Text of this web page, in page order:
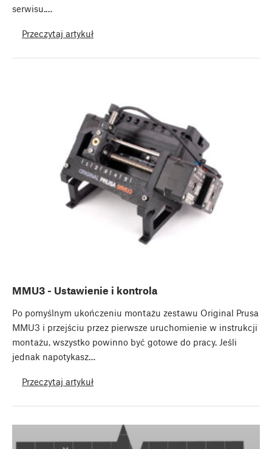
serwisu.…
Przeczytaj artykuł
MMU3 - Ustawienie i kontrola
Po pomyślnym ukończeniu montażu zestawu Original Prusa
MMU3 i przejściu przez pierwsze uruchomienie w instrukcji
montażu, wszystko powinno być gotowe do pracy. Jeśli
jednak napotykasz…
Przeczytaj artykuł